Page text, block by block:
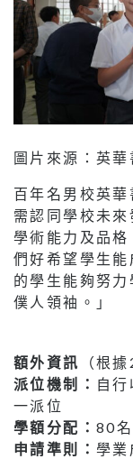
圖片來源：英華
百年名男校英
需認同學校未
學術能力及品
們好希望學生
的學生能夠努
僕人領袖。」
額外資訊
（根
派位機制： 自
一派位
學額分配： 80名
申請準則： 學業